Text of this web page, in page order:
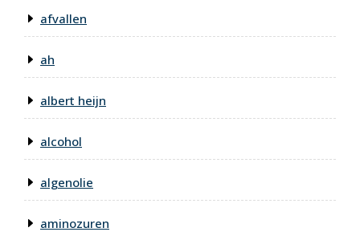
afvallen
ah
albert heijn
alcohol
algenolie
aminozuren